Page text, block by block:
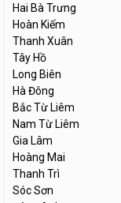
Hai Bà Trưng
Hoàn Kiếm
Thanh Xuân
Tây Hồ
Long Biên
Hà Đông
Bắc Từ Liêm
Nam Từ Liêm
Gia Lâm
Hoàng Mai
Thanh Trì
Sóc Sơn